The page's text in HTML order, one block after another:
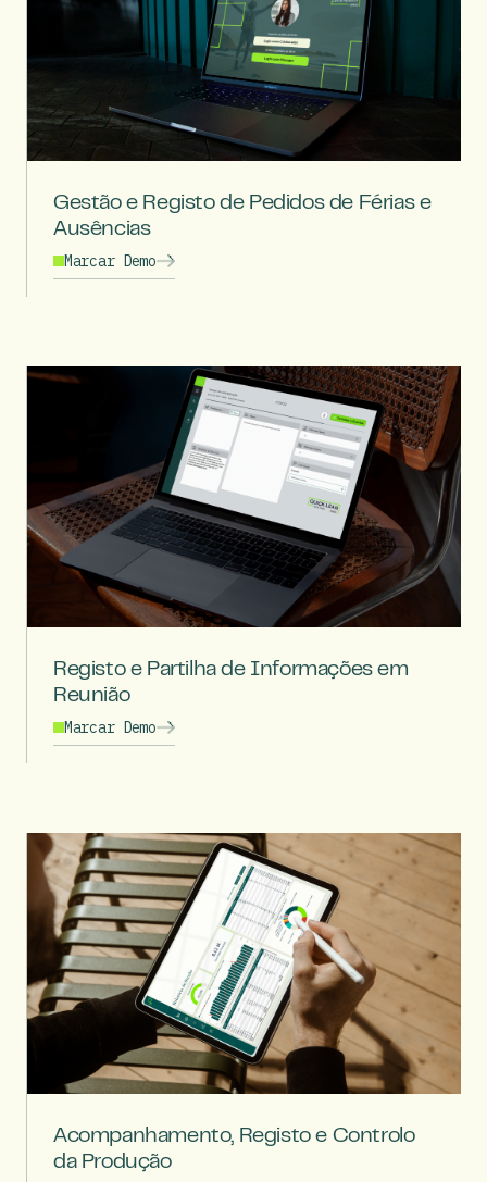
Gestão e Registo de Pedidos de Férias e
Ausências
Marcar Demo
Registo e Partilha de Informações em
Reunião
Marcar Demo
Acompanhamento, Registo e Controlo
da Produção